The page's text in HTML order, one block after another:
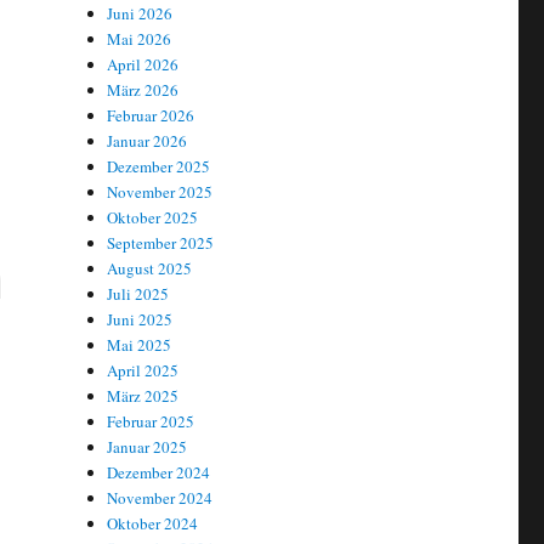
Uran-Menge im AKW-Brennstoff“
Juni 2026
Mai 2026
April 2026
März 2026
Februar 2026
Januar 2026
Dezember 2025
November 2025
Oktober 2025
September 2025
August 2025
Juli 2025
Juni 2025
Mai 2025
April 2025
März 2025
Februar 2025
Januar 2025
Dezember 2024
November 2024
Oktober 2024